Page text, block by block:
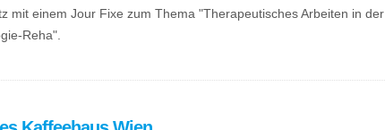
mit einem Jour Fixe zum Thema "Therapeutisches Arbeiten in der
Reha".